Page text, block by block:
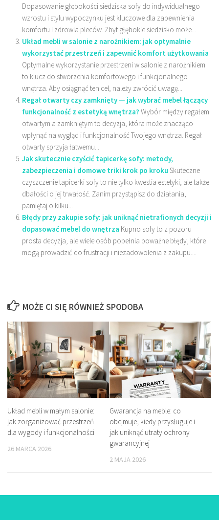
Dopasowanie głębokości siedziska sofy do indywidualnego
wzrostu i stylu wypoczynku jest kluczowe dla zapewnienia
komfortu i zdrowia pleców. Zbyt głębokie siedzisko może...
Układ mebli w salonie z narożnikiem: jak optymalnie
wykorzystać przestrzeń i zapewnić komfort użytkowania
Optymalne wykorzystanie przestrzeni w salonie z narożnikiem
to klucz do stworzenia komfortowego i funkcjonalnego
wnętrza. Aby osiągnąć ten cel, należy zwrócić uwagę...
Regał otwarty czy zamknięty — jak wybrać mebel łączący
funkcjonalność z estetyką wnętrza? Wybór między regałem
otwartym a zamkniętym to decyzja, która może znacząco
wpłynąć na wygląd i funkcjonalność Twojego wnętrza. Regał
otwarty sprzyja łatwemu...
Jak skutecznie czyścić tapicerkę sofy: metody,
zabezpieczenia i domowe triki krok po kroku Skuteczne
czyszczenie tapicerki sofy to nie tylko kwestia estetyki, ale także
dbałości o jej trwałość. Zanim przystąpisz do działania,
pamiętaj o kilku...
Błędy przy zakupie sofy: jak uniknąć nietrafionych decyzji i
dopasować mebel do wnętrza Kupno sofy to z pozoru
prosta decyzja, ale wiele osób popełnia poważne błędy, które
mogą prowadzić do frustracji i niezadowolenia z zakupu....
MOŻE CI SIĘ RÓWNIEŻ SPODOBA
Układ mebli w małym salonie:
jak zorganizować przestrzeń
dla wygody i funkcjonalności
26 MARCA 2026
Gwarancja na meble: co
obejmuje, kiedy przysługuje i
jak uniknąć utraty ochrony
gwarancyjnej
2 MAJA 2026